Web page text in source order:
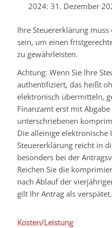
2024: 31. Dezember
Ihre Steuererklärung
sein, um einen
zu gewährleisten.
Achtung: Wenn Sie Ihre
authentifiziert, das heißt
elektronisch übermitteln,
Finanzamt erst mit
unterschriebenen
Die alleinige
Steuererklärung reicht in
besonders bei der
Reichen Sie die
nach Ablauf der
gilt Ihr Antrag als verspätet.
Kosten/Leistung